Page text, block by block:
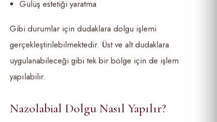
Gülüş estetiği yaratma
Gibi durumlar için dudaklara dolgu işlemi
gerçekleştirilebilmektedir. Üst ve alt dudaklara
uygulanabileceği gibi tek bir bölge için de işlem
yapılabilir.
Nazolabial Dolgu Nasıl Yapılır?